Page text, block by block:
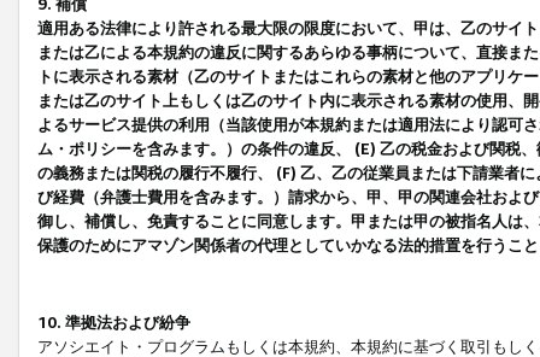
9. 補償
適用ある法律により許される最大限の限度において、甲は、乙のサイ
または乙による本規約の違反に関するあらゆる事柄について、直接ま
トに表示される素材（乙のサイトまたはこれらの素材と他のアプリ
または乙のサイト上もしくは乙のサイト内に表示される素材の使用、
よるサービス提供の利用（当該使用が本規約または適用法により認可
ム・ポリシーを含みます。）の条件の違反、 (E) 乙の税金および関税
の義務または関税の履行不履行、 (F) 乙、乙の従業員または下請業者
び経費（弁護士費用を含みます。）請求から、甲、甲の関連会社およ
御し、補償し、免責することに同意します。甲または甲の被指名人は
保護のためにアマゾン関係者の代理としていかなる法的措置を行うこ
10. 準拠法および紛争
アソシエイト・プログラムもしくは本規約、本規約に基づく取引もし